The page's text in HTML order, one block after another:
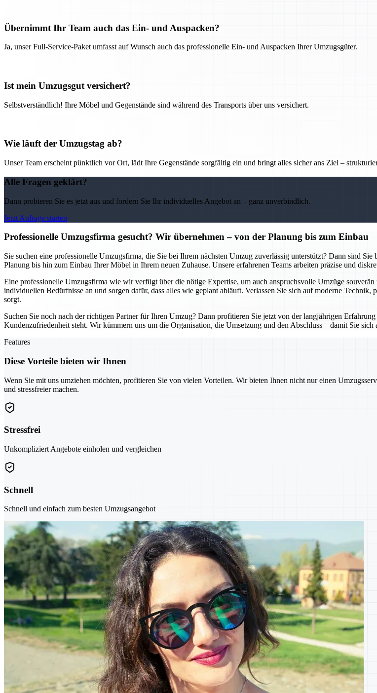
Übernimmt Ihr Team auch das Ein- und Auspacken?
Ja, unser Full-Service-Paket umfasst auf Wunsch auch das professionelle Ein- und Auspacken Ihrer Umzugsgüter.
Ist mein Umzugsgut versichert?
Selbstverständlich! Ihre Möbel und Gegenstände sind während des Transports über uns versichert.
Wie läuft der Umzugstag ab?
Unser Team erscheint pünktlich vor Ort, lädt Ihre Gegenstände sorgfältig ein und bringt alles sicher ans Ziel –
Alle Fragen geklärt?
Dann probieren Sie es jetzt aus und fordern Sie Ihr individuelles Angebot an – ganz unverbindlich.
Jetzt Anfrage starten
Professionelle Umzugsfirma gesucht? Wir übernehmen – von der Planung bis zum Einbau
Sie suchen eine professionelle Umzugsfirma, die Sie bei Ihrem nächsten Umzug zuverlässig unterstützt? Dann sind
Planung bis hin zum Einbau Ihrer Möbel in Ihrem neuen Zuhause. Unsere erfahrenen Teams arbeiten präzise und
Eine professionelle Umzugsfirma wie wir verfügt über die nötige Expertise, um auch anspruchsvolle Umzüge
individuellen Bedürfnisse an und sorgen dafür, dass alles wie geplant abläuft. Verlassen Sie sich auf moderne
sorgt.
Suchen Sie noch nach der richtigen Partner für Ihren Umzug? Dann profitieren Sie jetzt von der langjährigen
Kundenzufriedenheit steht. Wir kümmern uns um die Organisation, die Umsetzung und den Abschluss – damit Sie
Features
Diese Vorteile bieten wir Ihnen
Wenn Sie mit uns umziehen möchten, profitieren Sie von vielen Vorteilen. Wir bieten Ihnen nicht nur einen
und stressfreier machen.
Stressfrei
Unkompliziert Angebote einholen und vergleichen
Schnell
Schnell und einfach zum besten Umzugsangebot